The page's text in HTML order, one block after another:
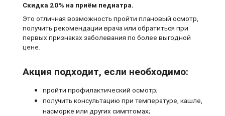
Скидка 20% на приём педиатра.
Это отличная возможность пройти плановый осмотр,
получить рекомендации врача или обратиться при
первых признаках заболевания по более выгодной
цене.
Акция подходит, если необходимо:
пройти профилактический осмотр;
получить консультацию при температуре, кашле,
насморке или других симптомах;